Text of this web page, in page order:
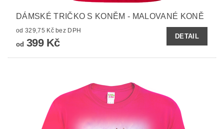
DÁMSKÉ TRIČKO S KONĚM - MALOVANÉ KONĚ
od 329,75 Kč bez DPH
od 399 Kč
DETAIL